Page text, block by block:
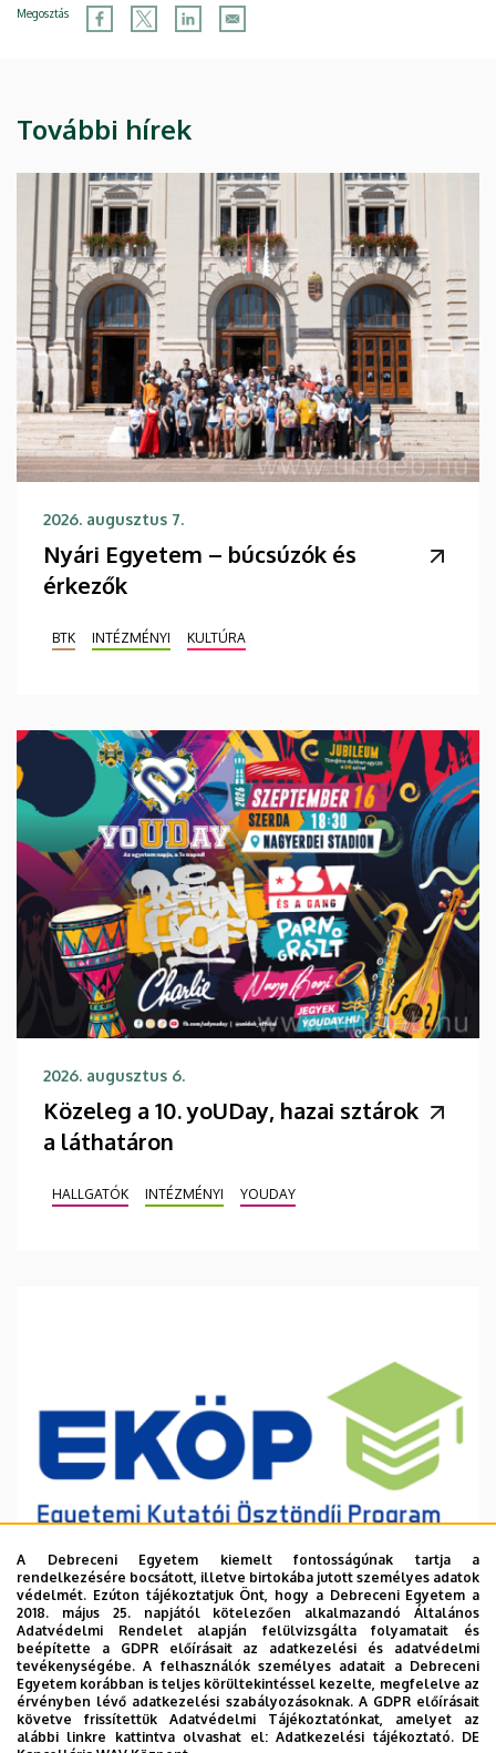
Megosztás
További hírek
2026. augusztus 7.
Nyári Egyetem – búcsúzók és
érkezők
BTK INTÉZMÉNYI KULTÚRA
2026. augusztus 6.
Közeleg a 10. yoUDay, hazai sztárok
a láthatáron
HALLGATÓK INTÉZMÉNYI YOUDAY
2026. augusztus 6.
Ösztöndíj a tudományos munka
támogatására
A Debreceni Egyetem kiemelt fontosságúnak tartja a
rendelkezésére bocsátott, illetve birtokába jutott személyes adatok
védelmét. Ezúton tájékoztatjuk Önt, hogy a Debreceni Egyetem a
2018. május 25. napjától kötelezően alkalmazandó Általános
Adatvédelmi Rendelet alapján felülvizsgálta folyamatait és
beépítette a GDPR előírásait az adatkezelési és adatvédelmi
tevékenységébe. A felhasználók személyes adatait a Debreceni
Egyetem korábban is teljes körültekintéssel kezelte, megfelelve az
érvényben lévő adatkezelési szabályozásoknak. A GDPR előírásait
követve frissítettük Adatvédelmi Tájékoztatónkat, amelyet az
alábbi linkre kattintva olvashat el:Adatkezelési tájékoztató. DE